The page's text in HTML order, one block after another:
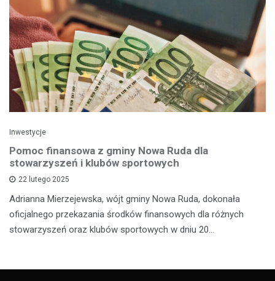
Inwestycje
Pomoc finansowa z gminy Nowa Ruda dla
stowarzyszeń i klubów sportowych
22 lutego 2025
Adrianna Mierzejewska, wójt gminy Nowa Ruda, dokonała
oficjalnego przekazania środków finansowych dla różnych
stowarzyszeń oraz klubów sportowych w dniu 20…